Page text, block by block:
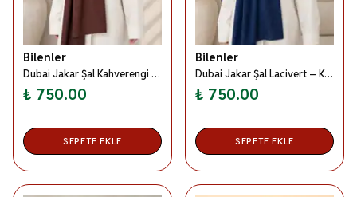
Bilenler
Dubai Jakar Şal Kahverengi – Kaymaz –Yumuşak ve Dökümlü Kumaş
₺ 750.00
SEPETE EKLE
Bilenler
Dubai Jakar Şal Lacivert – Kaymaz –Yumuşak ve Dökümlü Kumaş
₺ 750.00
SEPETE EKLE